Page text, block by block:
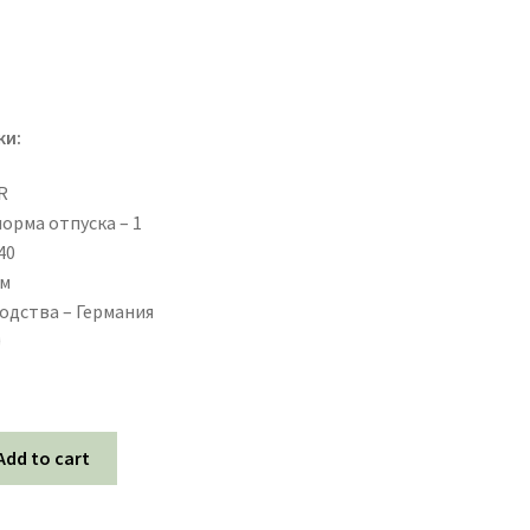
отпуска – 1
– Германия
to cart